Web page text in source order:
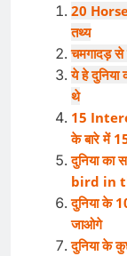
20
तथ्य
चमगादड़
ये हे दुनिया
थे
15
के बारे में
दुनिया
bird in
दुनिया के
जाओगे
दुनिया के